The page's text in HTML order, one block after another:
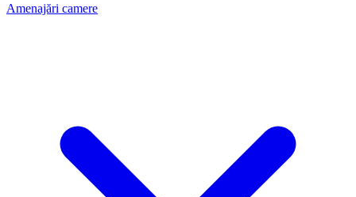
Amenajări camere